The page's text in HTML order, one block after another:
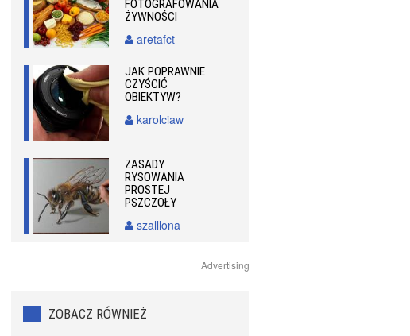
FOTOGRAFOWANIA
ŻYWNOŚCI
aretafct
JAK POPRAWNIE
CZYŚCIĆ
OBIEKTYW?
karolciaw
ZASADY
RYSOWANIA
PROSTEJ
PSZCZOŁY
szalllona
Advertising
ZOBACZ RÓWNIEŻ